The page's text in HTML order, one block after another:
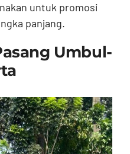
untuk promosi
panjang.
Umbul-